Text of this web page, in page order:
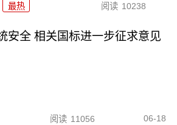
最热 阅读 10238
安全 相关国标进一步征求意见
阅读 11056 06-18